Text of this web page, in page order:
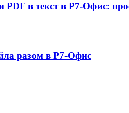
PDF в текст в Р7-Офис:
разом в Р7-Офис